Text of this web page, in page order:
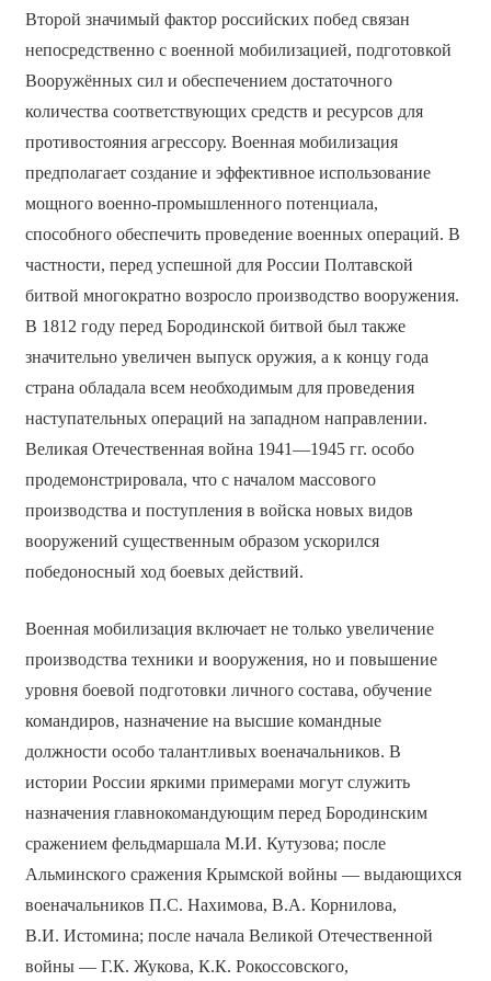
Второй значимый фактор российских побед связан
непосредственно с военной мобилизацией, подготовкой
Вооружённых сил и обеспечением достаточного
количества соответствующих средств и ресурсов для
противостояния агрессору. Военная мобилизация
предполагает создание и эффективное использование
мощного военно-промышленного потенциала,
способного обеспечить проведение военных операций. В
частности, перед успешной для России Полтавской
битвой многократно возросло производство вооружения.
В 1812 году перед Бородинской битвой был также
значительно увеличен выпуск оружия, а к концу года
страна обладала всем необходимым для проведения
наступательных операций на западном направлении.
Великая Отечественная война 1941—1945 гг. особо
продемонстрировала, что с началом массового
производства и поступления в войска новых видов
вооружений существенным образом ускорился
победоносный ход боевых действий.
Военная мобилизация включает не только увеличение
производства техники и вооружения, но и повышение
уровня боевой подготовки личного состава, обучение
командиров, назначение на высшие командные
должности особо талантливых военачальников. В
истории России яркими примерами могут служить
назначения главнокомандующим перед Бородинским
сражением фельдмаршала М.И. Кутузова; после
Альминского сражения Крымской войны — выдающихся
военачальников П.С. Нахимова, В.А. Корнилова,
В.И. Истомина; после начала Великой Отечественной
войны — Г.К. Жукова, К.К. Рокоссовского,